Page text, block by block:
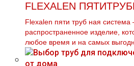
FLEXALEN
Flехalеn пяти тpуб ная система
распространенное изделие,
любое время и на самых